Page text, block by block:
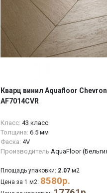
Кварц винил Aquafloor
AF7014CVR
Класс: 43 класс
Толщина: 6.5 мм
Фаска: 4V
Производитель AquaFloor
Площадь упаковки: 2.07 м2
Цена за 1 м2: 8580р.